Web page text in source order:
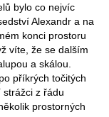
bylo co nejvíc
Alexandr a na
konci prostoru
víte, že se dalším
a skálou.
příkrých točitých
z řádu
prostorných